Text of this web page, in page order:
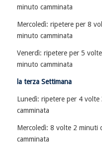
minuto camminata
Mercoledì: ripetere per 8
minuto camminata
Venerdì: ripetere per 5
minuto camminata
la terza Settimana
Lunedì: ripetere per 4
camminata
Mercoledì: 8 volte 2 minuti
camminata